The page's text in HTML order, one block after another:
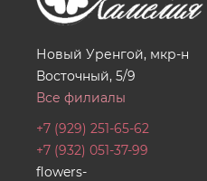
Новый Уренгой, мкр-н
Восточный, 5/9
Все филиалы
+7 (929) 251-65-62
+7 (932) 051-37-99
flowers-